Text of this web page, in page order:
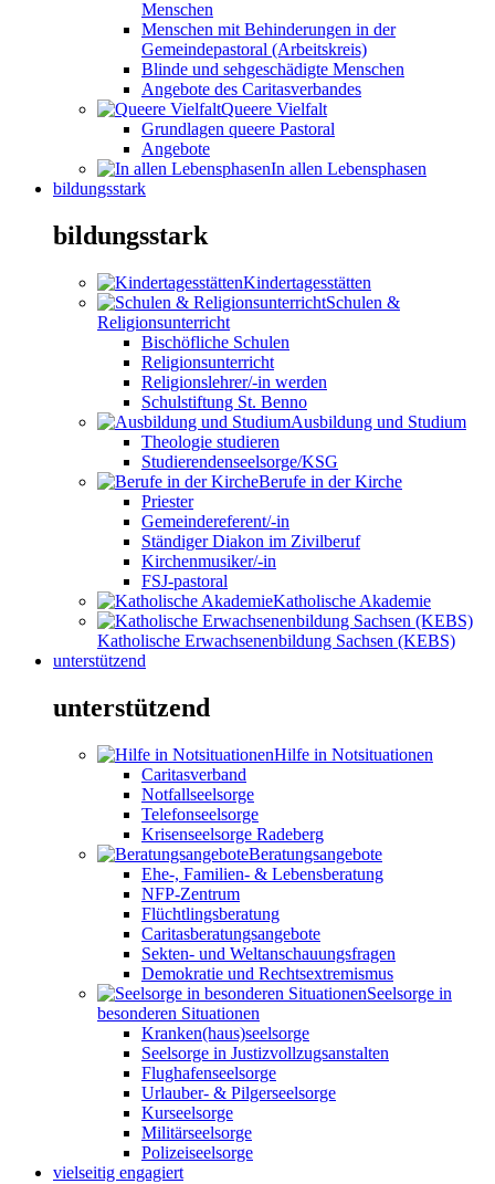
Menschen
Menschen mit Behinderungen in der
Gemeindepastoral (Arbeitskreis)
Blinde und sehgeschädigte Menschen
Angebote des Caritasverbandes
Queere Vielfalt
Grundlagen queere Pastoral
Angebote
In allen Lebensphasen
bildungsstark
bildungsstark
Kindertagesstätten
Schulen &
Religionsunterricht
Bischöfliche Schulen
Religionsunterricht
Religionslehrer/-in werden
Schulstiftung St. Benno
Ausbildung und Studium
Theologie studieren
Studierendenseelsorge/KSG
Berufe in der Kirche
Priester
Gemeindereferent/-in
Ständiger Diakon im Zivilberuf
Kirchenmusiker/-in
FSJ-pastoral
Katholische Akademie
Katholische Erwachsenenbildung Sachsen (KEBS)
unterstützend
unterstützend
Hilfe in Notsituationen
Caritasverband
Notfallseelsorge
Telefonseelsorge
Krisenseelsorge Radeberg
Beratungsangebote
Ehe-, Familien- & Lebensberatung
NFP-Zentrum
Flüchtlingsberatung
Caritasberatungsangebote
Sekten- und Weltanschauungsfragen
Demokratie und Rechtsextremismus
Seelsorge in
besonderen Situationen
Kranken(haus)seelsorge
Seelsorge in Justizvollzugsanstalten
Flughafenseelsorge
Urlauber- & Pilgerseelsorge
Kurseelsorge
Militärseelsorge
Polizeiseelsorge
vielseitig engagiert